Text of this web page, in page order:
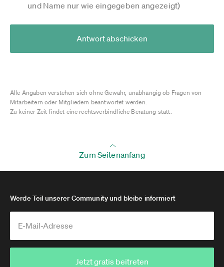
und Name nur wie eingegeben angezeigt)
Antwort abschicken
Alle Angaben verstehen sich ohne Gewähr, unabhängig ob Fragen von
Mitarbeitern oder Mitgliedern beantwortet werden.
Zu keiner Zeit findet eine rechtsverbindliche Beratung statt.
Zum Seitenanfang
Werde Teil unserer Community und bleibe informiert
Jetzt gratis beitreten